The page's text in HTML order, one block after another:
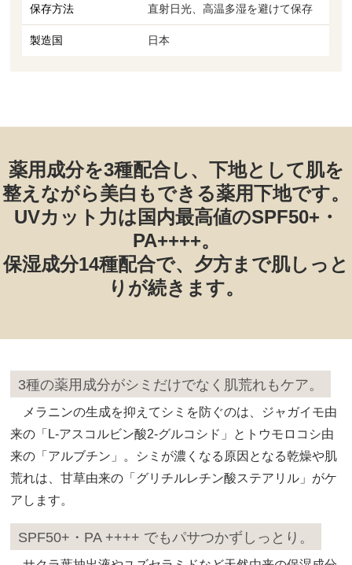
保存方法 直射日光、高温多湿を避けて保存
製造国 日本
薬用成分を3種配合し、下地として肌を
整えながら美白もできる薬用下地です。
UVカット力は国内最高値のSPF50+・
PA++++。
保湿成分14種配合で、夕方まで肌しっと
りが続きます。
3種の薬用成分がシミだけでなく肌荒れもケア。
メラニンの生成を抑えてシミを防ぐのは、ジャガイモ由
来の「L‐アスコルビン酸2‐グルコシド」とトウモロコシ由
来の「アルブチン」。シミが濃くなる原因となる乾燥や肌
荒れは、甘草由来の「グリチルレチン酸ステアリル」がケ
アします。
SPF50+・PA ++++ でもパサつかずしっとり。